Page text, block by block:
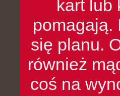
kart lub
pomagają.
się planu.
również
coś na